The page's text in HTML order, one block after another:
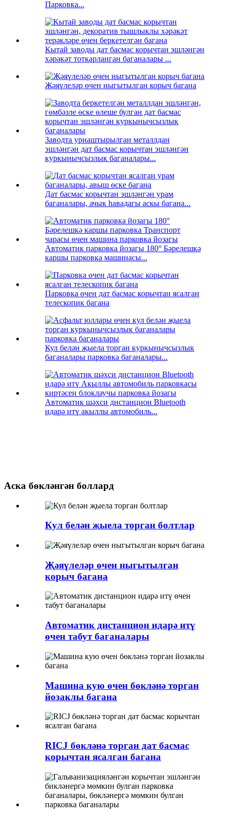
Парковка...
Кытай заводы дат басмас корычтан эшләнгән
хәрәкәт тоткарланган баганалары ...
Җәяүлеләр өчен ныгытылган корыч багана
Заводта урнаштырылган металлдан
эшләнгән дат басмас корычтан эшләнгән
куркынычсызлык баганалары...
Дат басмас корычтан эшләнгән урам
баганалары, ачык һавадагы аскы багана...
Автоматик парковка йозагы 180° Бәрелешкә
каршы парковка машинасы...
Парковка өчен дат басмас корычтан ясалган
телескопик багана
Кул белән җыела торган куркынычсызлык
баганалары парковка баганалары...
Автоматик шәхси дистанцион Bluetooth
идарә итү акыллы автомобиль...
Аска бөкләнгән боллард
Кул белән җыела торган болтлар
Җәяүлеләр өчен ныгытылган
корыч багана
Автоматик дистанцион идарә итү
өчен табут баганалары
Машина кую өчен бөкләнә торган
йозаклы багана
RICJ бөкләнә торган дат басмас
корычтан ясалган багана